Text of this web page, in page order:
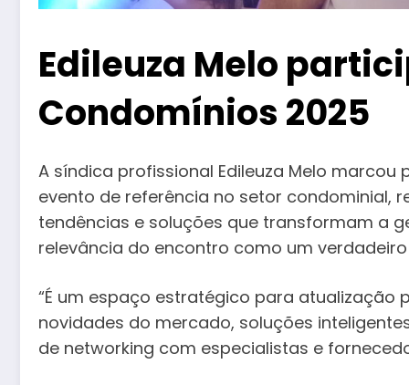
Edileuza Melo
Condomínios 2025
A síndica profissional Edileuza Melo
evento de referência no setor condominial,
tendências e soluções que transformam a
relevância do encontro como um
“É um espaço estratégico para atualização
novidades do mercado, soluções
de networking com especialistas e